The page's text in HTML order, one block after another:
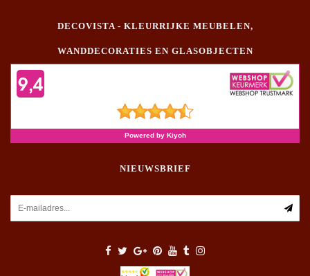
DECOVISTA - KLEURRIJKE MEUBELEN,
WANDDECORATIES EN GLASOBJECTEN
NIEUWSBRIEF